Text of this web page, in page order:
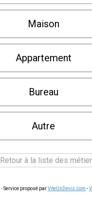
Maison
Appartement
Bureau
Autre
Retour à la liste des
- Service proposé parViteUnDevis.com -